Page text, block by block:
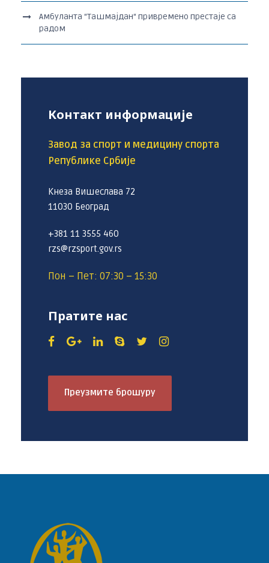
Амбуланта “Ташмајдан“ привремено престаје са
радом
Контакт информације
Завод за спорт и медицину спорта
Републике Србије
Кнеза Вишеслава 72
11030 Београд
+381 11 3555 460
rzs@rzsport.gov.rs
Пон – Пет: 07:30 – 15:30
Пратите нас
Преузмите брошуру